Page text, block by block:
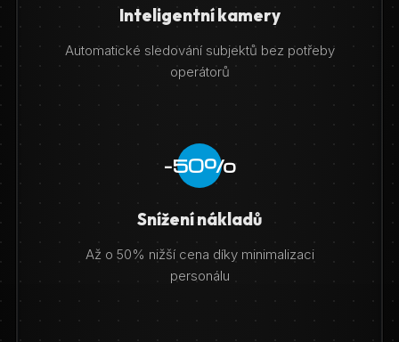
Inteligentní kamery
Automatické sledování subjektů bez potřeby
operátorů
-50%
Snížení nákladů
Až o 50% nižší cena díky minimalizaci
personálu